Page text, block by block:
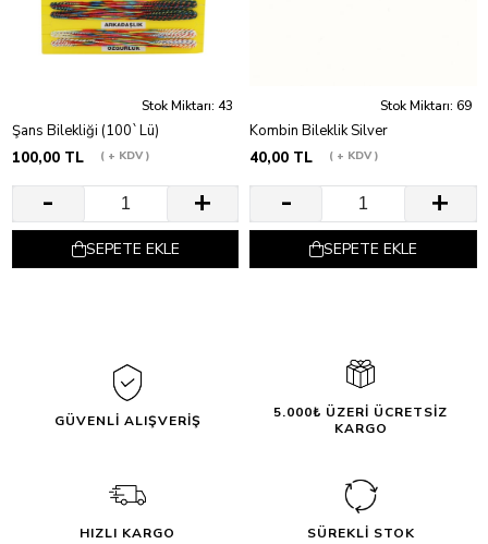
Stok Miktarı: 43
Şans Bilekliği (100`Lü)
100,00 TL
+ KDV
SEPETE EKLE
Stok Miktarı: 69
Kombin Bileklik Silver
40,00 TL
+ KDV
SEPETE EKLE
GÜVENLİ ALIŞVERİŞ
5.000₺ ÜZERİ ÜCRETSİZ
KARGO
HIZLI KARGO SÜREKLİ STOK